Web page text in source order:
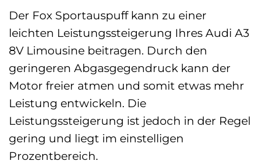
Der Fox Sportauspuff kann zu einer
leichten Leistungssteigerung Ihres Audi A3
8V Limousine beitragen. Durch den
geringeren Abgasgegendruck kann der
Motor freier atmen und somit etwas mehr
Leistung entwickeln. Die
Leistungssteigerung ist jedoch in der Regel
gering und liegt im einstelligen
Prozentbereich.